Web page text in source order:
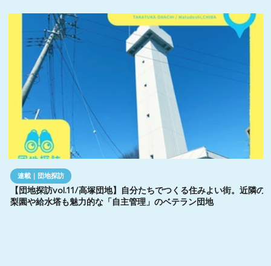
【団地探訪vol.11/高塚団地】自分たちでつくる住みよい街。近隣の
梨園や給水塔も魅力的な「自主管理」のベテラン団地
連載｜団地探訪